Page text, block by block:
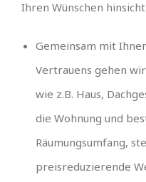
Ihren Wünschen
Gemeinsam mit
Vertrauens gehen
wie z.B. Haus,
die Wohnung und
Räumungsumfang,
preisreduzierende